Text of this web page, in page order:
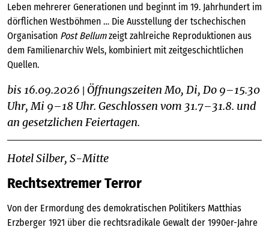
Leben mehrerer Generationen und beginnt im 19. Jahrhundert im
dörflichen Westböhmen … Die Ausstellung der tschechischen
Organisation Post Bellumzeigt zahlreiche Reproduktionen aus
dem Familienarchiv Wels, kombiniert mit zeitgeschichtlichen
Quellen.
bis 16.09.2026 Öffnungszeiten Mo, Di, Do 9–15.30
Uhr, Mi 9–18 Uhr. Geschlossen vom 31.7–31.8. und
an gesetzlichen Feiertagen.
Hotel Silber, S-Mitte
Rechtsextremer Terror
Von der Ermordung des demokratischen Politikers Matthias
Erzberger 1921 über die rechtsradikale Gewalt der 1990er-Jahre